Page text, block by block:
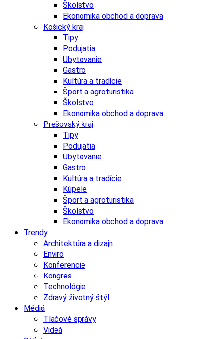
Školstvo
Ekonomika obchod a doprava
Košický kraj
Tipy
Podujatia
Ubytovanie
Gastro
Kultúra a tradície
Šport a agroturistika
Školstvo
Ekonomika obchod a doprava
Prešovský kraj
Tipy
Podujatia
Ubytovanie
Gastro
Kultúra a tradície
Kúpele
Šport a agroturistika
Školstvo
Ekonomika obchod a doprava
Trendy
Architektúra a dizajn
Enviro
Konferencie
Kongres
Technológie
Zdravý životný štýl
Médiá
Tlačové správy
Videá